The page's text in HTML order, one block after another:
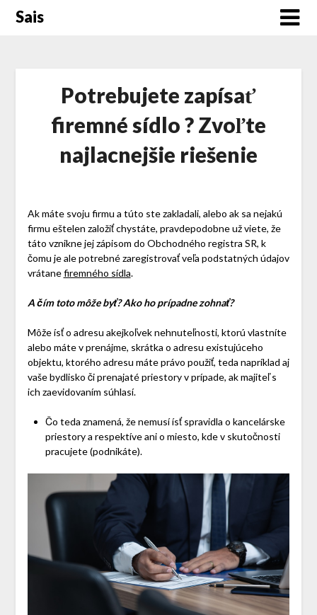
SkipSais
Potrebujete zapísať
firemné sídlo ? Zvoľte
najlacnejšie riešenie
Ak máte svoju firmu a túto ste zakladali, alebo ak sa nejakú
firmu eštelen založiť chystáte, pravdepodobne už viete, že
táto vznikne jej zápisom do Obchodného registra SR, k
čomu je ale potrebné zaregistrovať veľa podstatných údajov
vrátanefiremného sídla.
A čím toto môže byť? Ako ho prípadne zohnať?
Môže ísť o adresu akejkoľvek nehnuteľnosti, ktorú vlastníte
alebo máte v prenájme, skrátka o adresu existujúceho
objektu, ktorého adresu máte právo použiť, teda napríklad aj
vaše bydlisko či prenajaté priestory v prípade, ak majiteľ s
ich zaevidovaním súhlasí.
Čo teda znamená, že nemusí ísť spravidla o kancelárske
priestory a respektíve ani o miesto, kde v skutočnosti
pracujete (podnikáte).